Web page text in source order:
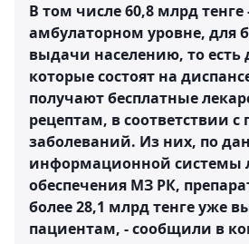
В том числе 60,8 млрд тенге
амбулаторном уровне, для
выдачи населению, то есть
которые состоят на
получают бесплатные
рецептам, в соответствии с
заболеваний. Из них, по
информационной системы
обеспечения МЗ РК,
более 28,1 млрд тенге уже
пациентам, - сообщили в